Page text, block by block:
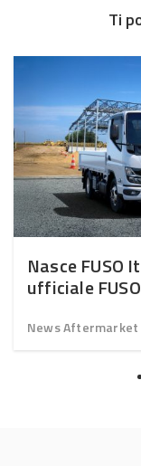
Ti
Nasce FUSO
ufficiale
News Aftermarket